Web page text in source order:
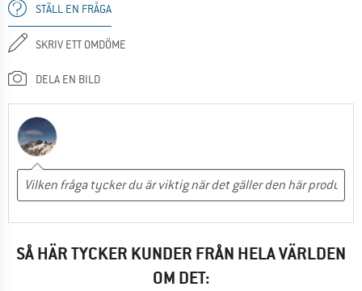
STÄLL EN FRÅGA
SKRIV ETT OMDÖME
DELA EN BILD
SÅ HÄR TYCKER KUNDER FRÅN HELA VÄRLDEN
OM DET: